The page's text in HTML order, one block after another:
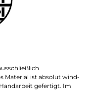
Material ist absolut wind-
gefertigt. Im